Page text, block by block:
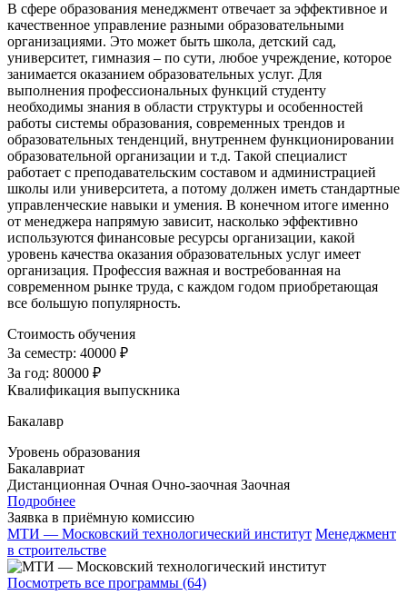
В сфере образования менеджмент отвечает за эффективное и
качественное управление разными образовательными
организациями. Это может быть школа, детский сад,
университет, гимназия – по сути, любое учреждение, которое
занимается оказанием образовательных услуг. Для
выполнения профессиональных функций студенту
необходимы знания в области структуры и особенностей
работы системы образования, современных трендов и
образовательных тенденций, внутреннем функционировании
образовательной организации и т.д. Такой специалист
работает с преподавательским составом и администрацией
школы или университета, а потому должен иметь стандартные
управленческие навыки и умения. В конечном итоге именно
от менеджера напрямую зависит, насколько эффективно
используются финансовые ресурсы организации, какой
уровень качества оказания образовательных услуг имеет
организация. Профессия важная и востребованная на
современном рынке труда, с каждом годом приобретающая
все большую популярность.
Стоимость обучения
За семестр: 40000 ₽
За год: 80000 ₽
Квалификация выпускника
Бакалавр
Уровень образования
Бакалавриат
Дистанционная Очная Очно-заочная Заочная
Подробнее
Заявка в приёмную комиссию
МТИ — Московский технологический институт Менеджмент
в строительстве
Посмотреть все программы (64)